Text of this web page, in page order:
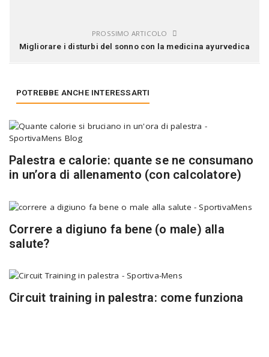
PROSSIMO ARTICOLO
Migliorare i disturbi del sonno con la medicina ayurvedica
POTREBBE ANCHE INTERESSARTI
Palestra e calorie: quante se ne consumano
in un’ora di allenamento (con calcolatore)
Correre a digiuno fa bene (o male) alla
salute?
Circuit training in palestra: come funziona